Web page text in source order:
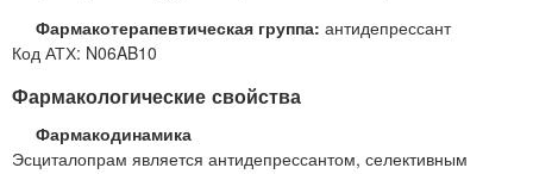
Фармакотерапевтическая группа: антидепрессант
Код АТХ: N06AB10
Фармакологические свойства
Фармакодинамика
Эсциталопрам является антидепрессантом, селективным